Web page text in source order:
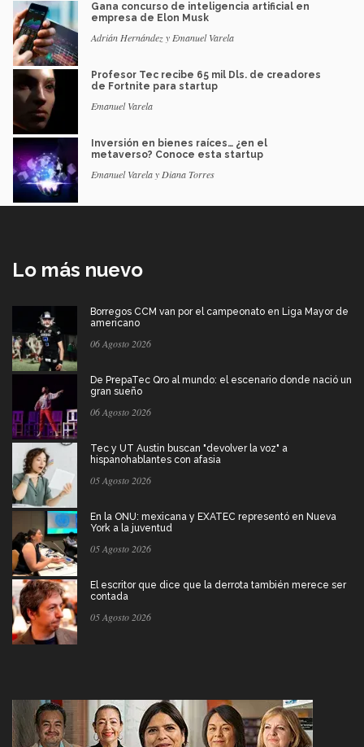
Gana concurso de inteligencia artificial en
empresa de Elon Musk
Adrián Hernández y Emanuel Varela
Profesor Tec recibe 65 mil Dls. de creadores
de Fortnite para startup
Emanuel Varela
Inversión en bienes raíces… ¿en el
metaverso? Conoce esta startup
Emanuel Varela y Diana Torres
Lo más nuevo
Borregos CCM van por el campeonato en Liga Mayor de
americano
06 Agosto 2026
De PrepaTec Qro al mundo: el escenario donde nació un
gran sueño
06 Agosto 2026
Tec y UT Austin buscan "devolver la voz" a
hispanohablantes con afasia
05 Agosto 2026
En la ONU: mexicana y EXATEC representó en Nueva
York a la juventud
05 Agosto 2026
El escritor que dice que la derrota también merece ser
contada
05 Agosto 2026